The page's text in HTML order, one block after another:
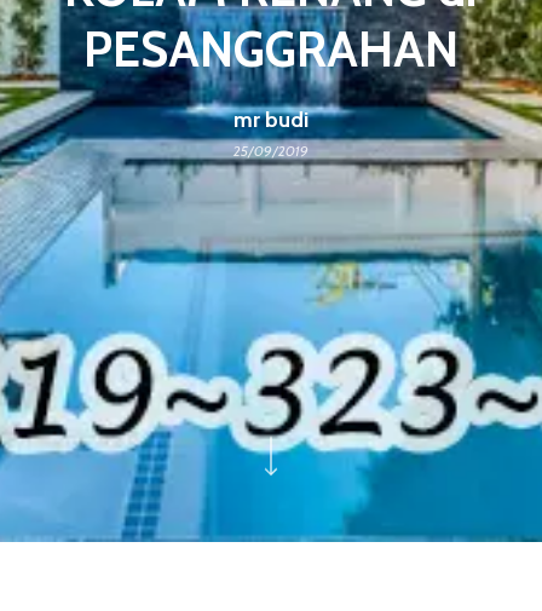
PESANGGRAHAN
mr budi
25/09/2019